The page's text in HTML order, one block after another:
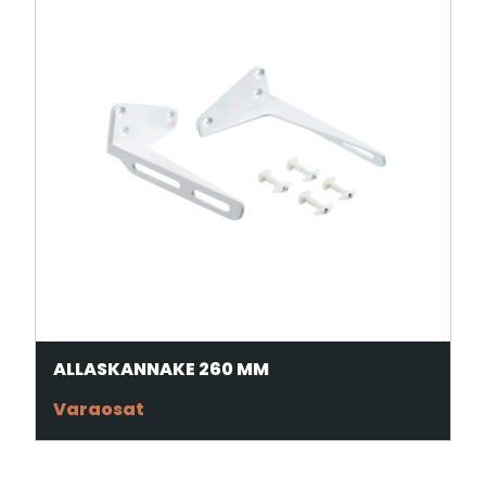
ALLASKANNAKE 260 MM
Varaosat